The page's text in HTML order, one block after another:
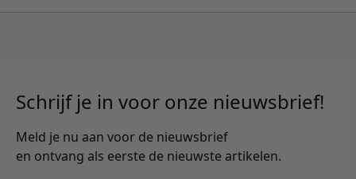
Schrijf je in voor onze nieuwsbrief!
Meld je nu aan voor de nieuwsbrief
en ontvang als eerste de nieuwste artikelen.